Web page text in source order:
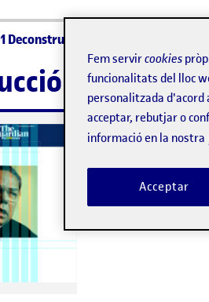
Deconstrucción de una interfaz
de una
No hi ha
Heu d'iniciar la
Fem servircookies
funcionalitats del lloc
personalitzada d'acord
acceptar, rebutjar o
informació en la nostra
Acceptar